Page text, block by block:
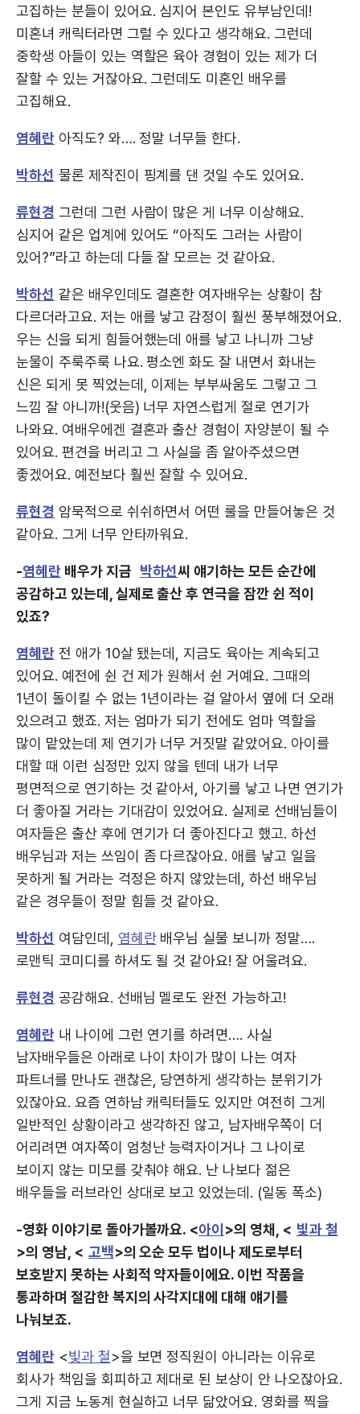
고집하는 분들이 있어요. 심지어 본인도 유부남인데!
미혼녀 캐릭터라면 그럴 수 있다고 생각해요. 그런데
중학생 아들이 있는 역할은 육아 경험이 있는 제가 더
잘할 수 있는 거잖아요. 그런데도 미혼인 배우를
고집해요.
염혜란아직도? 와…. 정말 너무들 한다.
박하선 물론 제작진이 핑계를 댄 것일 수도 있어요.
류현경 그런데 그런 사람이 많은 게 너무 이상해요.
심지어 같은 업계에 있어도 “아직도 그러는 사람이
있어?”라고 하는데 다들 잘 모르는 것 같아요.
박하선 같은 배우인데도 결혼한 여자배우는 상황이 참
다르더라고요. 저는 애를 낳고 감정이 훨씬 풍부해졌어요.
우는 신을 되게 힘들어했는데 애를 낳고 나니까 그냥
눈물이 주룩주룩 나요. 평소엔 화도 잘 내면서 화내는
신은 되게 못 찍었는데, 이제는 부부싸움도 그렇고 그
느낌 잘 아니까!(웃음) 너무 자연스럽게 절로 연기가
나와요. 여배우에겐 결혼과 출산 경험이 자양분이 될 수
있어요. 편견을 버리고 그 사실을 좀 알아주셨으면
좋겠어요. 예전보다 훨씬 잘할 수 있어요.
류현경 암묵적으로 쉬쉬하면서 어떤 룰을 만들어놓은 것
같아요. 그게 너무 안타까워요.
-염혜란배우가 지금 박하선씨 얘기하는 모든 순간에
공감하고 있는데, 실제로 출산 후 연극을 잠깐 쉰 적이
있죠?
염혜란전 애가 10살 됐는데, 지금도 육아는 계속되고
있어요. 예전에 쉰 건 제가 원해서 쉰 거예요. 그때의
1년이 돌이킬 수 없는 1년이라는 걸 알아서 옆에 더 오래
있으려고 했죠. 저는 엄마가 되기 전에도 엄마 역할을
많이 맡았는데 제 연기가 너무 거짓말 같았어요. 아이를
대할 때 이런 심정만 있지 않을 텐데 내가 너무
평면적으로 연기하는 것 같아서, 아기를 낳고 나면 연기가
더 좋아질 거라는 기대감이 있었어요. 실제로 선배님들이
여자들은 출산 후에 연기가 더 좋아진다고 했고. 하선
배우님과 저는 쓰임이 좀 다르잖아요. 애를 낳고 일을
못하게 될 거라는 걱정은 하지 않았는데, 하선 배우님
같은 경우들이 정말 힘들 것 같아요.
박하선 여담인데, 염혜란배우님 실물 보니까 정말….
로맨틱 코미디를 하셔도 될 것 같아요! 잘 어울려요.
류현경 공감해요. 선배님 멜로도 완전 가능하고!
염혜란내 나이에 그런 연기를 하려면…. 사실
남자배우들은 아래로 나이 차이가 많이 나는 여자
파트너를 만나도 괜찮은, 당연하게 생각하는 분위기가
있잖아요. 요즘 연하남 캐릭터들도 있지만 여전히 그게
일반적인 상황이라고 생각하진 않고, 남자배우쪽이 더
어리려면 여자쪽이 엄청난 능력자이거나 그 나이로
보이지 않는 미모를 갖춰야 해요. 난 나보다 젊은
배우들을 러브라인 상대로 보고 있었는데. (일동 폭소)
-영화 이야기로 돌아가볼까요. <아이>의 영채, < 빛과 철
>의 영남, < 고백>의 오순 모두 법이나 제도로부터
보호받지 못하는 사회적 약자들이에요. 이번 작품을
통과하며 절감한 복지의 사각지대에 대해 얘기를
나눠보죠.
염혜란<빛과 철>을 보면 정직원이 아니라는 이유로
회사가 책임을 회피하고 제대로 된 보상이 안 나오잖아요.
그게 지금 노동계 현실하고 너무 닮았어요. 영화를 찍을